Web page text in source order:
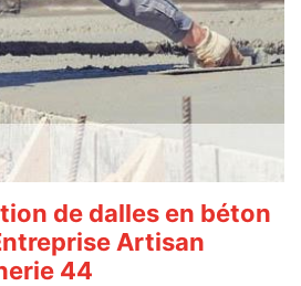
de dalles en béton
Artisan
44